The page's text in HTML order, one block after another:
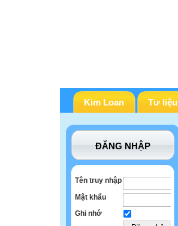
Kim Loan Tư liệu
ĐĂNG NHẬP
Tên truy nhập
Mật khẩu
Ghi nhớ